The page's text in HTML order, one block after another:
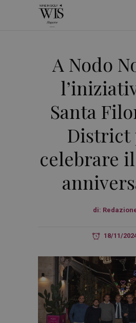
A Nodo
Santa
District
celebrare
di:
18/11/